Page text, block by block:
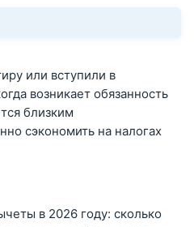
или вступили в
возникает обязанность
близким
сэкономить на налогах
в 2026 году: сколько